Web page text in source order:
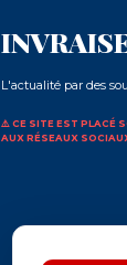
L'actualité par des
⚠️ CE SITE EST PLACÉ
AUX RÉSEAUX